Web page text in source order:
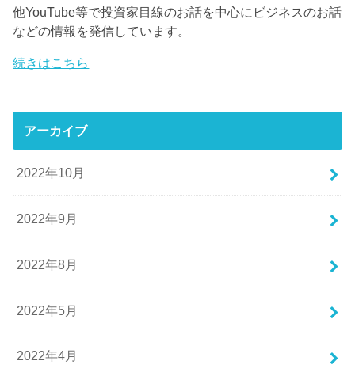
他YouTube等で投資家目線のお話を中心にビジネスのお話
などの情報を発信しています。
続きはこちら
アーカイブ
2022年10月
2022年9月
2022年8月
2022年5月
2022年4月